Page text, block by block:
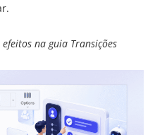
na guia Transições